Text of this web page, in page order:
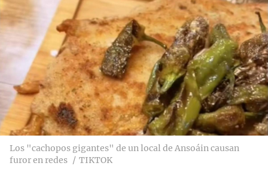
Los "cachopos gigantes" de un local de Ansoáin causan
furor en redes
TIKTOK